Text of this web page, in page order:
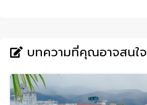
บทความที่คุณอาจสนใจ